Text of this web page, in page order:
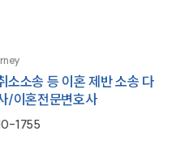
소소송 등 이혼 제반 소송 다
/이혼전문변호사
1755